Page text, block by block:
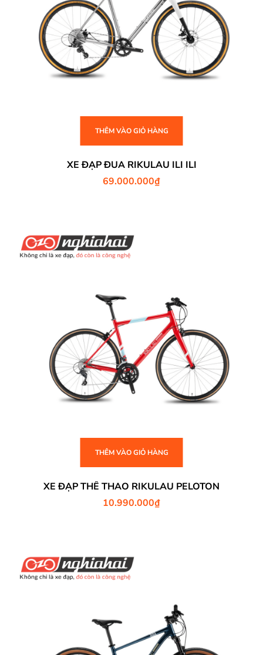
THÊM VÀO GIỎ HÀNG
XE ĐẠP ĐUA RIKULAU ILI ILI
69.000.000₫
THÊM VÀO GIỎ HÀNG
XE ĐẠP THỂ THAO RIKULAU PELOTON
10.990.000₫